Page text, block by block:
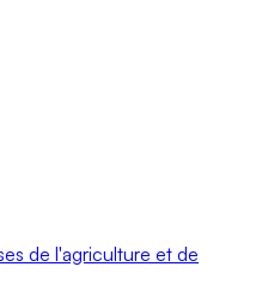
de l'agriculture et de